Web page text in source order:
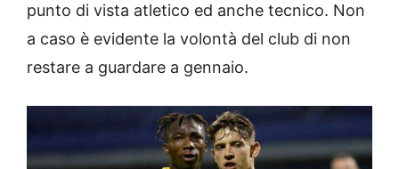
punto di vista atletico ed anche tecnico. Non
a caso è evidente la volontà del club di non
restare a guardare a gennaio.